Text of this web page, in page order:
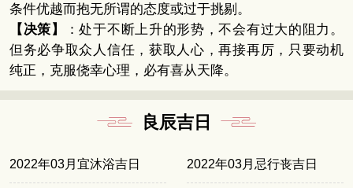
条件优越而抱无所谓的态度或过于挑剔。
【决策】
：处于不断上升的形势，不会有过大的阻力。
但务必争取众人信任，获取人心，再接再厉，只要动机
纯正，克服侥幸心理，必有喜从天降。
良辰吉日
2022年03月宜沐浴吉日 2022年03月忌行丧吉日